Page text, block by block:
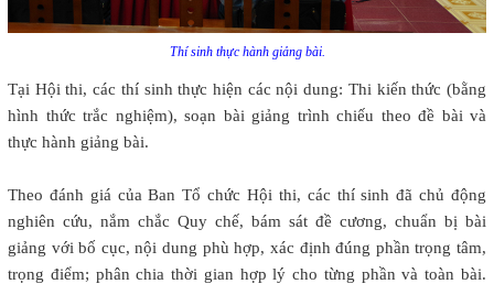
Thí sinh thực hành giảng bài.
Tại Hội thi, các thí sinh thực hiện các nội dung: Thi kiến thức (bằng
hình thức trắc nghiệm), soạn bài giảng trình chiếu theo đề bài và
thực hành giảng bài.
Theo đánh giá của Ban Tổ chức Hội thi, các thí sinh đã chủ động
nghiên cứu, nắm chắc Quy chế, bám sát đề cương, chuẩn bị bài
giảng với bố cục, nội dung phù hợp, xác định đúng phần trọng tâm,
trọng điểm; phân chia thời gian hợp lý cho từng phần và toàn bài.